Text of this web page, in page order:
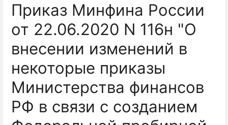
Приказ Минфина России
от 22.06.2020 N 116н "О
внесении изменений в
некоторые приказы
Министерства финансов
РФ в связи с созданием